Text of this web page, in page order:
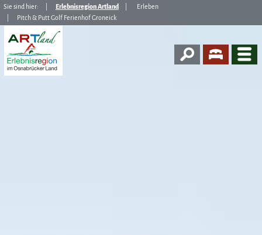
Sie sind hier: Erlebnisregion Artland
Erleben
Pitch & Putt Golf Ferienhof Groneick